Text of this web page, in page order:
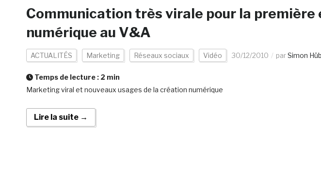
Communication très virale pour la première
numérique au V&A
ACTUALITÉS Marketing Réseaux sociaux Vidéo 30/12/2010 parSimon
Temps de lecture : 2 min
Marketing viral et nouveaux usages de la création numérique
Lire la suite →